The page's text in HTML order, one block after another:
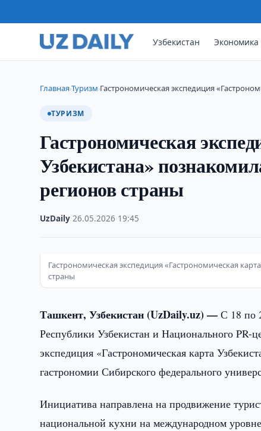
Узбекистан Экономика
Главная›Туризм›Гастрономическая экспедиция
ТУРИЗМ
Гастрономическая
Узбекистана»
регионов страны
UzDaily ·26.05.2026 19:45
Гастрономическая экспедиция «Гастрономическая
страны
Ташкент, Узбекистан (UzDaily.uz) —С 18 по
Республики Узбекистан и Национального PR-
экспедиция «Гастрономическая карта
гастрономии Сибирского федерального
Инициатива направлена на продвижение
национальной кухни на международном